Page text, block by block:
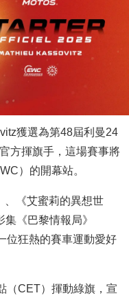
獲選為第48屆利曼24
方揮旗手，這場賽事將
）的開幕站。
、《艾蜜莉的異想世
《巴黎情報局》
位狂熱的賽車運動愛好
（CET）揮動綠旗，宣